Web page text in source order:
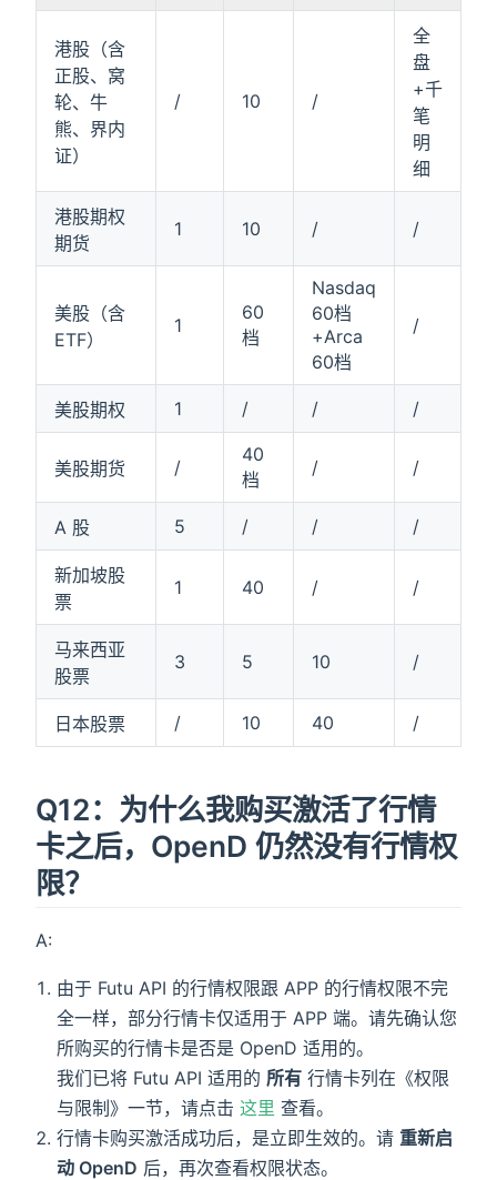
港股（含
正股、窝
轮、牛
熊、界内
证）
/ 10 /
全
盘
+千
笔
明
细
港股期权
期货
1 10 / /
美股（含
ETF）
1
60
档
Nasdaq
60档
+Arca
60档
/
美股期权 1 / / /
美股期货 /
40
档
/ /
A 股 5 / / /
新加坡股
票
1 40 / /
马来西亚
股票
3 5 10 /
日本股票 / 10 40 /
Q12：为什么我购买激活了行情
卡之后，OpenD 仍然没有行情权
限？
A:
由于 Futu API 的行情权限跟 APP 的行情权限不完
全一样，部分行情卡仅适用于 APP 端。请先确认您
所购买的行情卡是否是 OpenD 适用的。
我们已将 Futu API 适用的 所有 行情卡列在《权限
与限制》一节，请点击这里 查看。
行情卡购买激活成功后，是立即生效的。请 重新启
动 OpenD 后，再次查看权限状态。